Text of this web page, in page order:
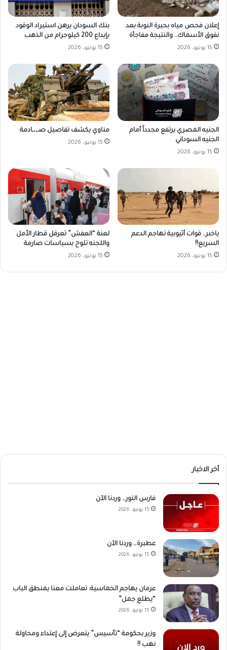
إعلان فحص مياه بحيرة النوبة بعد
نفوق الأسماك.. والنتيجة مفاجأة
15 يونيو، 2026
بنك السودان يرهن استيراد الوقود
بإيداع 200 كيلوجرام من الذهب
15 يونيو، 2026
الجنيه المصري يرتفع مجدداً أمام
الجنيه السوداني
15 يونيو، 2026
مناوي يكشف تفاصيل صـ،،ـادمة
15 يونيو، 2026
ياخبر.. قوات أثيوبية تهاجم الدعم
السريع!!
15 يونيو، 2026
لعنة “العفش” تعرقل قطار الأمل
واللجنه تلوح بسياسات صارمة
15 يونيو، 2026
أخر الاخبار
فارس النور… وردنا الآن
15 يونيو، 2026
عطبرة… وردنا الآن
15 يونيو، 2026
عرمان يهاجم الخماسية: تعاملت معنا بمنطق الباب
“يطلع جمل”
15 يونيو، 2026
وزير بحكومة “تأسيس” يتعرض إلى إعتداء ومحاولة
نهب !!